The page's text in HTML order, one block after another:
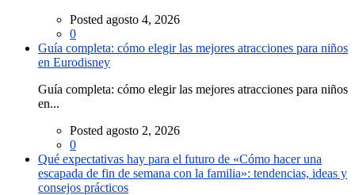
Posted agosto 4, 2026
0
Guía completa: cómo elegir las mejores atracciones para niños
en Eurodisney
Guía completa: cómo elegir las mejores atracciones para niños
en...
Posted agosto 2, 2026
0
Qué expectativas hay para el futuro de «Cómo hacer una
escapada de fin de semana con la familia»: tendencias, ideas y
consejos prácticos